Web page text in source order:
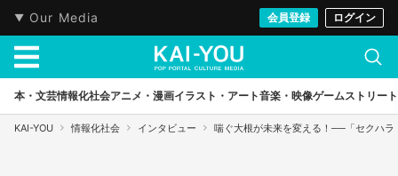
Our Media 会員登録 ログイン
本・文芸情報化社会アニメ・漫画イラスト・アート音楽・映像ゲームストリート
KAI-YOU 情報化社会 インタビュー 喘ぐ大根が未来を変える！──「セクハ